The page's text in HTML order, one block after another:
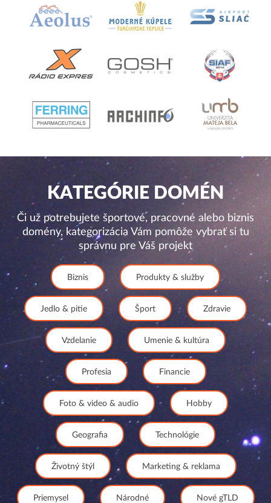
KATEGÓRIE DOMÉN
Či už potrebujete športové, pracovné alebo biznis
domény, kategorizácia Vám pomôže vybrať si tu
správnu pre Váš projekt
Biznis Produkty & služby
Jedlo & pitie Šport Zdravie
Vzdelanie Umenie & kultúra
Profesia Financie
Foto & video & audio Hobby
Geografia Technológie
Životný štýl Marketing & reklama
Priemysel Národné Nové gTLD